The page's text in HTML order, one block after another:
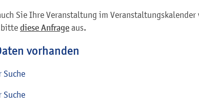
Sie Ihre Veranstaltung im
diese Anfrage aus.
vorhanden
Suche
Suche